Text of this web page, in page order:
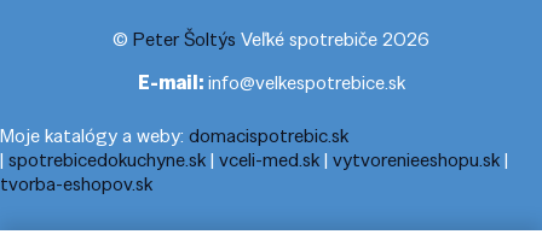
© Peter Šoltýs Veľké spotrebiče 2026
E-mail:info@velkespotrebice.sk
Moje katalógy a weby: domacispotrebic.sk
| spotrebicedokuchyne.sk| vceli-med.sk| vytvorenieeshopu.sk|
tvorba-eshopov.sk
Moje blogy:cestovnyporiadok.eu|pracanadoma.net|telefonny-